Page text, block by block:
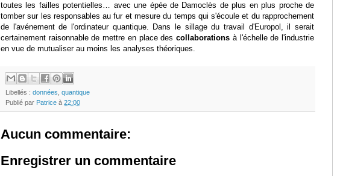
toutes les failles potentielles… avec une épée de Damoclès de plus en plus proche de
tomber sur les responsables au fur et mesure du temps qui s'écoule et du rapprochement
de l'avénement de l'ordinateur quantique. Dans le sillage du travail d'Europol, il serait
certainement raisonnable de mettre en place descollaborations à l'échelle de l'industrie
en vue de mutualiser au moins les analyses théoriques.
Libellés : données, quantique
Publié par Patrice à 22:00
Aucun commentaire:
Enregistrer un commentaire